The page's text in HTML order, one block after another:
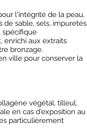
l'intégrité de la peau,
sable, sels, impuretés
spécifique
enrichi aux extraits
bronzage.
ville pour conserver la
végétal, tilleul.
en cas d'exposition au
particulièrement